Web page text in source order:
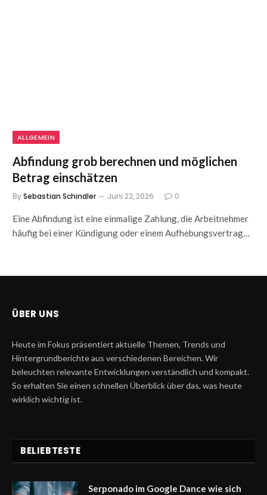
ALLGEMEIN
Abfindung grob berechnen und möglichen
Betrag einschätzen
BySebastian Schindler Juni 22, 2026 0
Eine Abfindung ist eine einmalige Zahlung, die Arbeitnehmer
häufig bei einer Kündigung oder einem Aufhebungsvertrag…
ÜBER UNS
Heute im Fokus präsentiert aktuelle Themen, Trends und
Hintergrundberichte aus verschiedenen Bereichen. Wir
beleuchten relevante Entwicklungen verständlich und kompakt.
So erhalten Sie einen schnellen Überblick über das, was heute
wirklich wichtig ist.
BELIEBTESTE
Serponado im Google Dance wie sich